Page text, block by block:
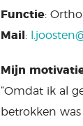
Functie:
Mail :
Mijn
“Omdat ik al
betrokken